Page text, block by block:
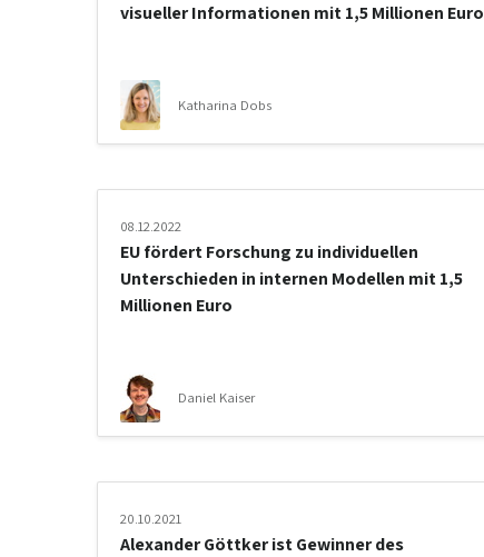
visueller Informationen mit 1,5 Millionen Euro
Katharina Dobs
08.12.2022
EU fördert Forschung zu individuellen
Unterschieden in internen Modellen mit 1,5
Millionen Euro
Daniel Kaiser
20.10.2021
Alexander Göttker ist Gewinner des